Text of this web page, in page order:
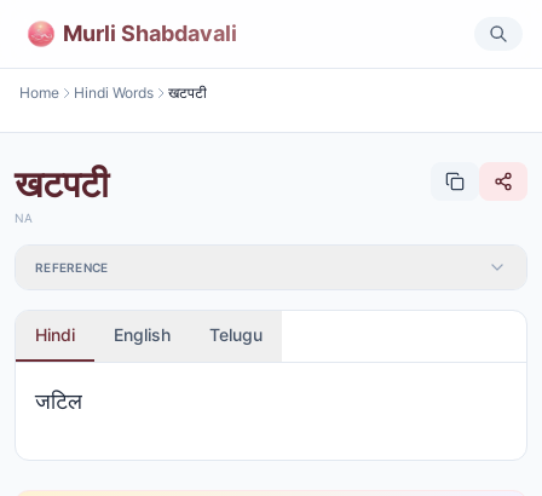
Murli Shabdavali
Home Hindi Words खटपटी
खटपटी
NA
REFERENCE
Hindi English Telugu
जटिल